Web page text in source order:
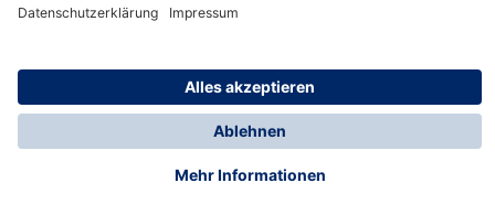
© Dräger Schweiz AG, 2025
* Alle Preise exkl. gesetzl. Mehrwertsteuer zzgl.
Versandkosten, wenn nicht anders angegeben.